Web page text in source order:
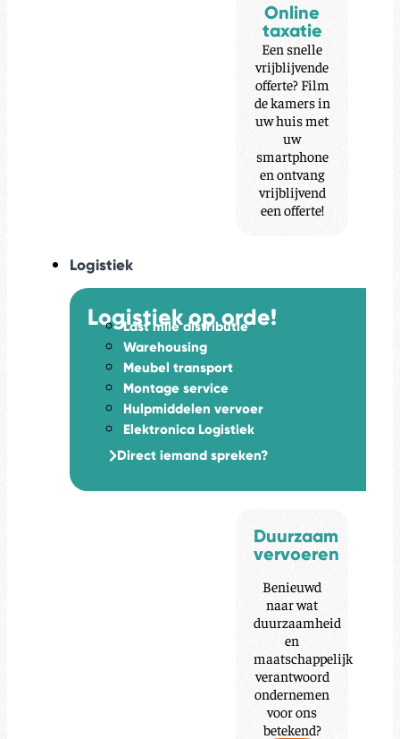
Online
taxatie
Een snelle
vrijblijvende
offerte? Film
de kamers in
uw huis met
uw
smartphone
en ontvang
vrijblijvend
een offerte!
Logistiek
Logistiek op orde!
Last mile distributie
Warehousing
Meubel transport
Montage service
Hulpmiddelen vervoer
Elektronica Logistiek
Direct iemand spreken?
Duurzaam
vervoeren
Benieuwd
naar wat
duurzaamheid
en
maatschappelijk
verantwoord
ondernemen
voor ons
betekend?